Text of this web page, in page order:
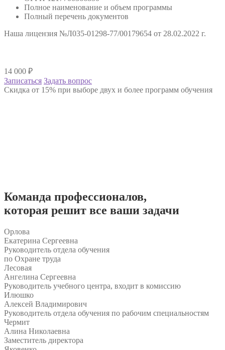
Полное наименование и объем программы
Полный перечень документов
Наша лицензия №Л035-01298-77/00179654 от 28.02.2022 г.
14 000 ₽
Записаться Задать вопрос
Скидка от 15% при выборе двух и более программ обучения
Команда профессионалов,
которая решит все ваши задачи
Орлова
Екатерина Сергеевна
Руководитель отдела обучения
по Охране труда
Лесовая
Ангелина Сергеевна
Руководитель учебного центра, входит в комиссию
Илюшко
Алексей Владимирович
Руководитель отдела обучения по рабочим специальностям
Чермит
Алина Николаевна
Заместитель директора